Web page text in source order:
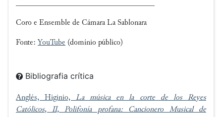
Coro e Ensemble de Cámara La Sablonara
Fonte: YouTube (domínio público)
Bibliografia crítica
Anglés, Higinio, La música en la corte de los Reyes
Católicos, II, Polifonía profana: Cancionero Musical de